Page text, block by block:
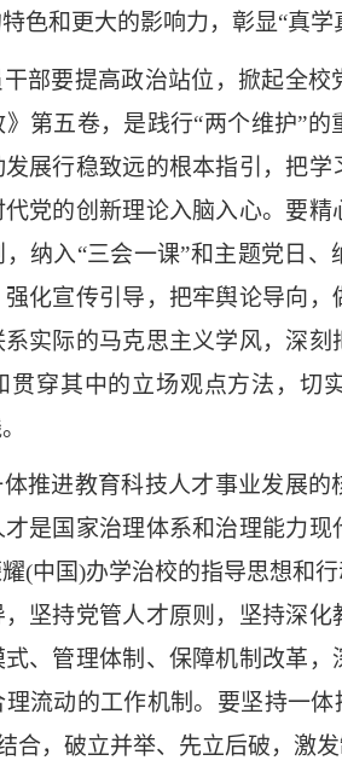
色和更大的影响力，彰显“真学
部要提高政治站位，掀起全
第五卷，是践行“两个维护”
展行稳致远的根本指引，把
党的创新理论入脑入心。要
纳入“三会一课”和主题党日
化宣传引导，把牢舆论导向
实际的马克思主义学风，深
贯穿其中的立场观点方法，切
推进教育科技人才事业发展
是国家治理体系和治理能力
(中国)办学治校的指导思想和
坚持党管人才原则，坚持深
、管理体制、保障机制改革
流动的工作机制。要坚持一
合，破立并举、先立后破，激